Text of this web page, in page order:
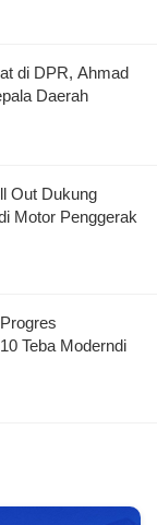
di DPR, Ahmad
Daerah
Out Dukung
Motor Penggerak
Teba Moderndi